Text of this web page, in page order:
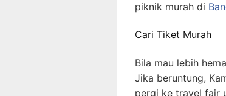
piknik murah di
Cari Tiket Murah
Bila mau lebih
Jika beruntung,
pergi ke travel fair